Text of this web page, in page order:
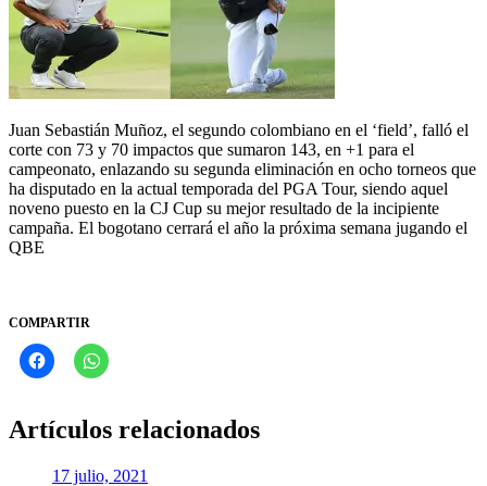
Juan Sebastián Muñoz, el segundo colombiano en el ‘field’, falló el
corte con 73 y 70 impactos que sumaron 143, en +1 para el
campeonato, enlazando su segunda eliminación en ocho torneos que
ha disputado en la actual temporada del PGA Tour, siendo aquel
noveno puesto en la CJ Cup su mejor resultado de la incipiente
campaña. El bogotano cerrará el año la próxima semana jugando el
QBE
COMPARTIR
Artículos relacionados
17 julio, 2021